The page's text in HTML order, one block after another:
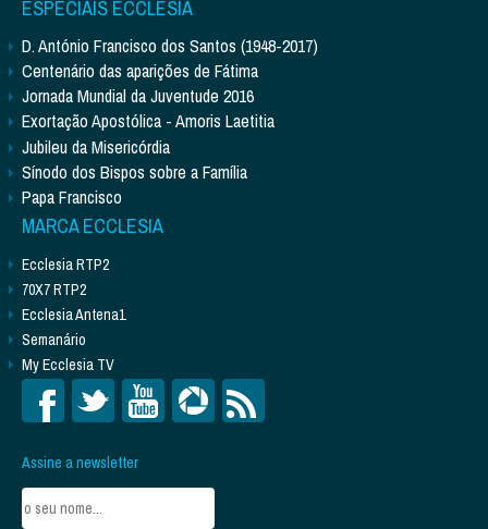
ESPECIAIS ECCLESIA
D. António Francisco dos Santos (1948-2017)
Centenário das aparições de Fátima
Jornada Mundial da Juventude 2016
Exortação Apostólica - Amoris Laetitia
Jubileu da Misericórdia
Sínodo dos Bispos sobre a Família
Papa Francisco
MARCA ECCLESIA
Ecclesia RTP2
70X7 RTP2
Ecclesia Antena1
Semanário
My Ecclesia TV
Assine a newsletter